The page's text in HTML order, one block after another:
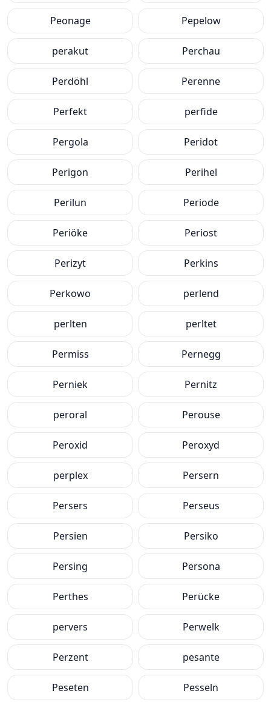
Peonage Pepelow
perakut Perchau
Perdöhl Perenne
Perfekt perfide
Pergola Peridot
Perigon Perihel
Perilun Periode
Periöke Periost
Perizyt Perkins
Perkowo perlend
perlten perltet
Permiss Pernegg
Perniek Pernitz
peroral Perouse
Peroxid Peroxyd
perplex Persern
Persers Perseus
Persien Persiko
Persing Persona
Perthes Perücke
pervers Perwelk
Perzent pesante
Peseten Pesseln